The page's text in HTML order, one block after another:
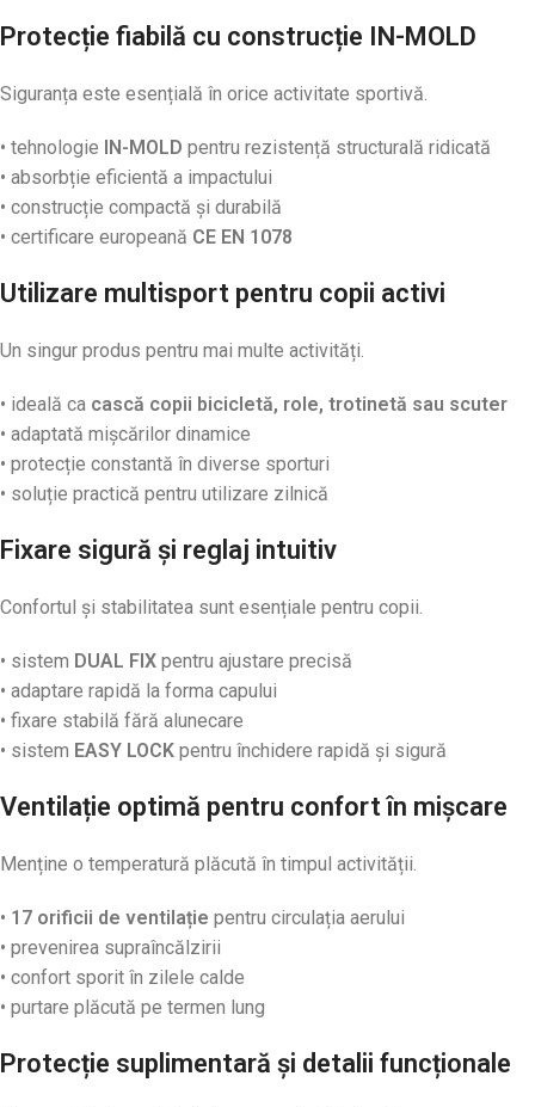
Protecție fiabilă cu construcție IN-MOLD
Siguranța este esențială în orice activitate sportivă.
• tehnologie IN-MOLD pentru rezistență structurală ridicată
• absorbție eficientă a impactului
• construcție compactă și durabilă
• certificare europeană CE EN 1078
Utilizare multisport pentru copii activi
Un singur produs pentru mai multe activități.
• ideală ca cască copii bicicletă, role, trotinetă sau scuter
• adaptată mișcărilor dinamice
• protecție constantă în diverse sporturi
• soluție practică pentru utilizare zilnică
Fixare sigură și reglaj intuitiv
Confortul și stabilitatea sunt esențiale pentru copii.
• sistem DUAL FIX pentru ajustare precisă
• adaptare rapidă la forma capului
• fixare stabilă fără alunecare
• sistem EASY LOCK pentru închidere rapidă și sigură
Ventilație optimă pentru confort în mișcare
Menține o temperatură plăcută în timpul activității.
• 17 orificii de ventilație pentru circulația aerului
• prevenirea supraîncălzirii
• confort sporit în zilele calde
• purtare plăcută pe termen lung
Protecție suplimentară și detalii funcționale